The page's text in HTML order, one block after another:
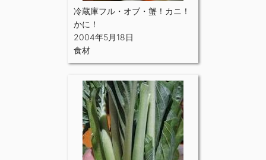
冷蔵庫フル・オブ・蟹！カニ！
かに！
2004年5月18日
食材